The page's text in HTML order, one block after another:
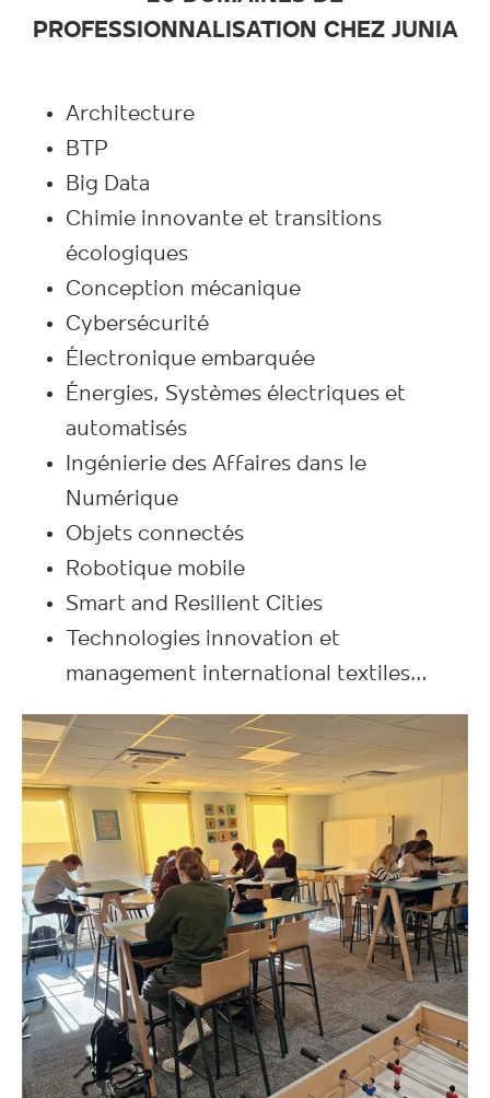
PROFESSIONNALISATION CHEZ JUNIA
Architecture
BTP
Big Data
Chimie innovante et transitions
écologiques
Conception mécanique
Cybersécurité
Électronique embarquée
Énergies, Systèmes électriques et
automatisés
Ingénierie des Affaires dans le
Numérique
Objets connectés
Robotique mobile
Smart and Resilient Cities
Technologies innovation et
management international textiles…